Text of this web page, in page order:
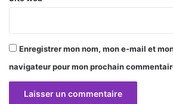
Enregistrer mon nom, mon e-mail et
navigateur pour mon prochain